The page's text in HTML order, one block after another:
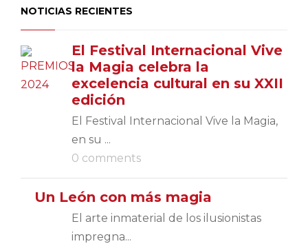
NOTICIAS RECIENTES
El Festival Internacional Vive
la Magia celebra la
excelencia cultural en su XXII
edición
El Festival Internacional Vive la Magia,
en su ...
0 comments
Un León con más magia
El arte inmaterial de los ilusionistas
impregna...